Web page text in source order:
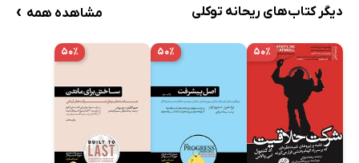
دیگر کتاب‌های ریحانه توکلی مشاهده همه ›
۵۰٪ ۵۰٪ ۵۰٪